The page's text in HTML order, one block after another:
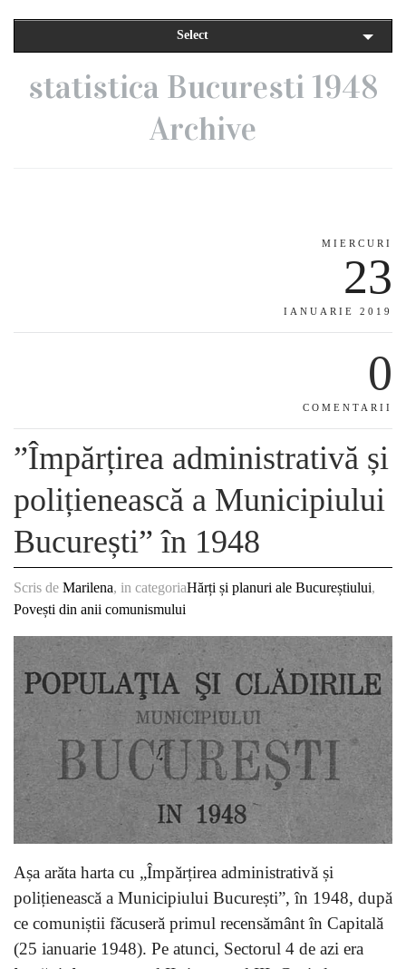
Select
statistica Bucuresti 1948
Archive
MIERCURI
23
IANUARIE 2019
0
COMENTARII
”Împărțirea administrativă și
polițienească a Municipiului
București” în 1948
Scris de Marilena, in categoriaHărți și planuri ale Bucureștiului,
Povești din anii comunismului
Așa arăta harta cu „Împărțirea administrativă și
polițienească a Municipiului București”, în 1948, după
ce comuniștii făcuseră primul recensământ în Capitală
(25 ianuarie 1948). Pe atunci, Sectorul 4 de azi era